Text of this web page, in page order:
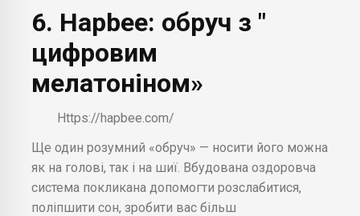
6. Hapbee: обруч з "
цифровим
мелатоніном»
Https://hapbee.com/
Ще один розумний «обруч» — носити його можна
як на голові, так і на шиї. Вбудована оздоровча
система покликана допомогти розслабитися,
поліпшити сон, зробити вас більш